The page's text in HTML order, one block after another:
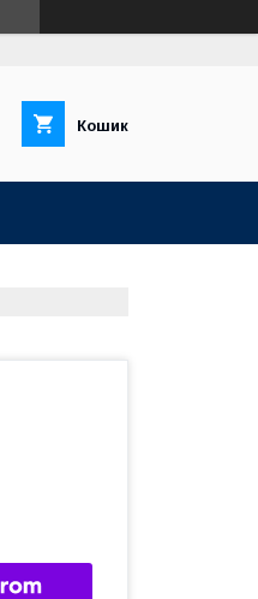
Кошик